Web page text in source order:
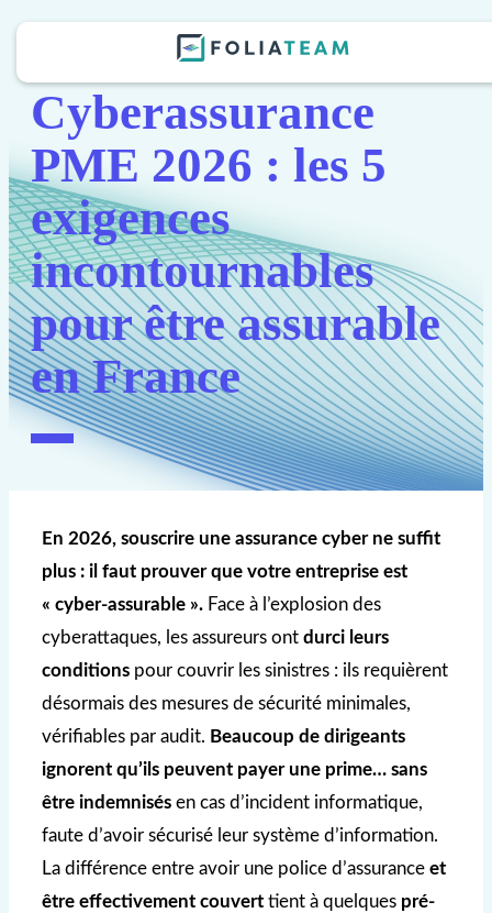
Cyberassurance
PME 2026 : les 5
exigences
incontournables
pour être assurable
en France
En 2026, souscrire une assurance cyber ne suffit
plus : il faut prouver que votre entreprise est
« cyber-assurable ». Face à l’explosion des
cyberattaques, les assureurs ontdurci leurs
conditions pour couvrir les sinistres : ils requièrent
désormais des mesures de sécurité minimales,
vérifiables par audit. Beaucoup de dirigeants
ignorent qu’ils peuvent payer une prime… sans
être indemnisés en cas d’incident informatique,
faute d’avoir sécurisé leur système d’information.
La différence entre avoir une police d’assuranceet
être effectivement couvert tient à quelques pré-